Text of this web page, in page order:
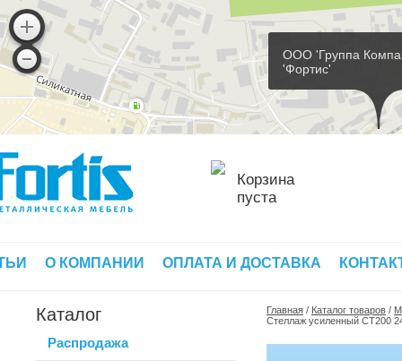
ООО 'Группа
'Фортис'
Корзина
пуста
О КОМПАНИИ ОПЛАТА И ДОСТАВКА
Каталог
Распродажа
Главная / Каталог товаров /
Стеллаж усиленный СТ200